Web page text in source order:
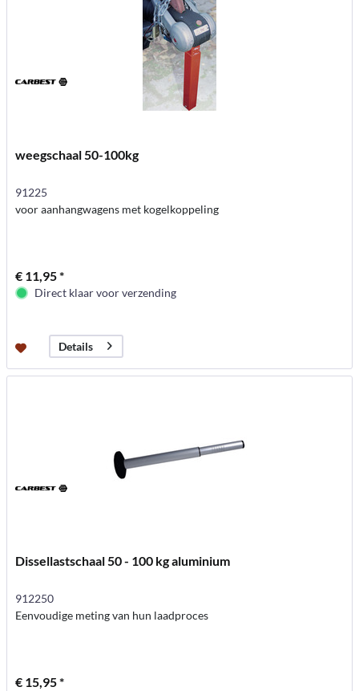
weegschaal 50-100kg
91225
voor aanhangwagens met kogelkoppeling
€ 11,95 *
Direct klaar voor verzending
Details
Dissellastschaal 50 - 100 kg aluminium
912250
Eenvoudige meting van hun laadproces
€ 15,95 *